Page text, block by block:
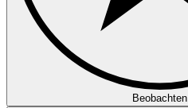
Beobachten